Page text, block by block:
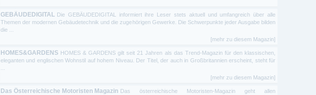
GEBÄUDEDIGITAL Die GEBÄUDEDIGITAL informiert ihre Leser stets aktuell und umfangreich über alle
Themen der modernen Gebäudetechnik und die zugehörigen Gewerke. Die Schwerpunkte jeder Ausgabe bilden
die ...
[mehr zu diesem Magazin]
HOMES&GARDENS HOMES & GARDENS gilt seit 21 Jahren als das Trend-Magazin für den klassischen,
eleganten und englischen Wohnstil auf hohem Niveau. Der Titel, der auch in Großbritannien erscheint, steht für
[mehr zu diesem Magazin]
Das Österreichische Motoristen Magazin Das österreichische Motoristen-Magazin geht allen